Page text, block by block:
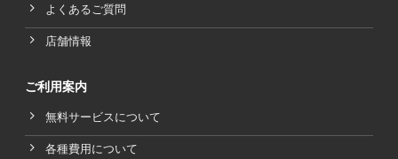
よくあるご質問
店舗情報
ご利用案内
無料サービスについて
各種費用について